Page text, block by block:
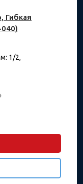
Гибкая
1/2,